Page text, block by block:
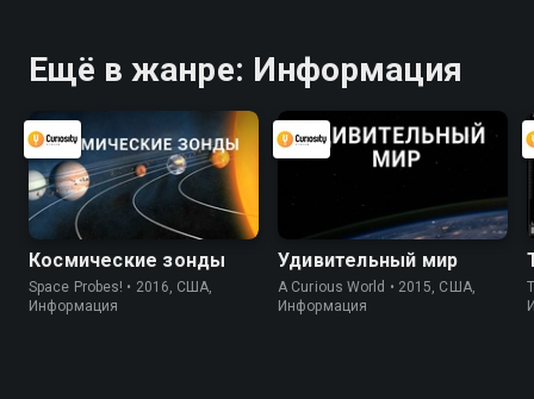
Ещё в жанре: Информация
Космические зонды
Space Probes! • 2016, США,
Информация
Удивительный мир
A Curious World • 2015, США,
Информация